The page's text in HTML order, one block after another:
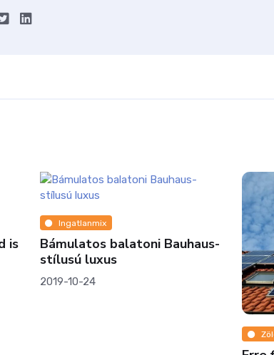
is
Ingatlanmix
Bámulatos balatoni Bauhaus-
stílusú luxus
2019-10-24